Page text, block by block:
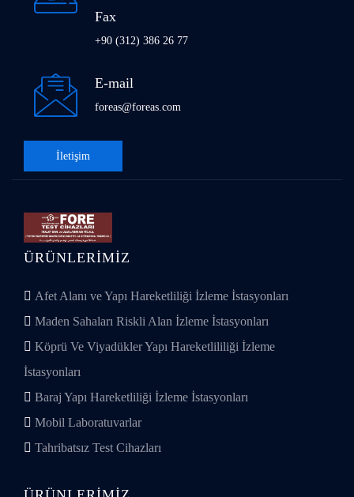
Fax
+90 (312) 386 26 77
E-mail
foreas@foreas.com
İletişim
ÜRÜNLERIMIZ
Afet Alanı ve Yapı Hareketliliği İzleme İstasyonları
Maden Sahaları Riskli Alan İzleme İstasyonları
Köprü Ve Viyadükler Yapı Hareketlililiği İzleme
İstasyonları
Baraj Yapı Hareketliliği İzleme İstasyonları
Mobil Laboratuvarlar
Tahribatsız Test Cihazları